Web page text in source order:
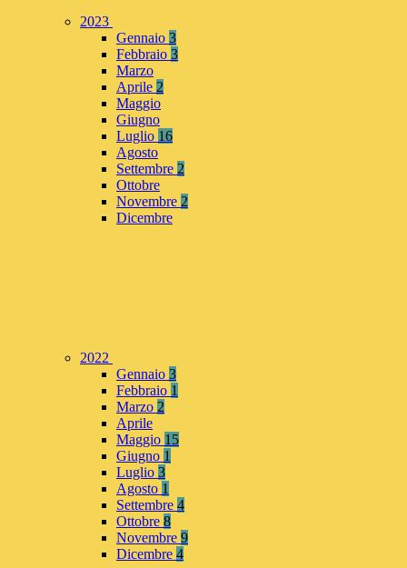
2023
Gennaio 3
Febbraio 3
Marzo
Aprile 2
Maggio
Giugno
Luglio 16
Agosto
Settembre 2
Ottobre
Novembre 2
Dicembre
2022
Gennaio 3
Febbraio 1
Marzo 2
Aprile
Maggio 15
Giugno 1
Luglio 3
Agosto 1
Settembre 4
Ottobre 8
Novembre 9
Dicembre 4